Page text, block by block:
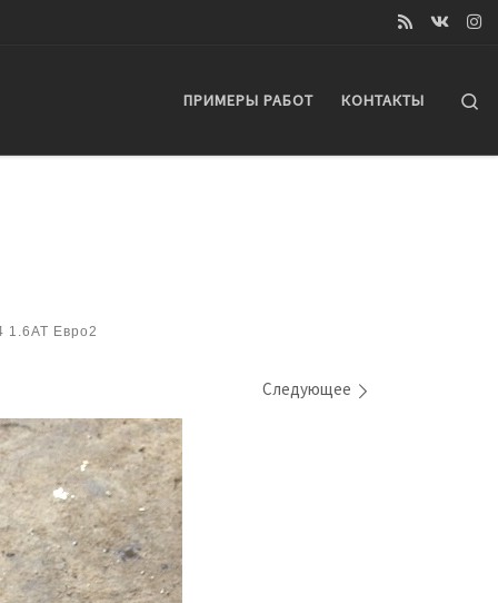
ПРИМЕРЫ РАБОТ КОНТАКТЫ
Евро2
Следующее